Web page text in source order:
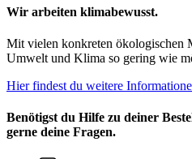
Wir arbeiten klimabewusst.
Mit vielen konkreten ökologischen
Umwelt und Klima so gering wie
Hier findest du weitere
Benötigst du Hilfe zu deiner
gerne deine Fragen.